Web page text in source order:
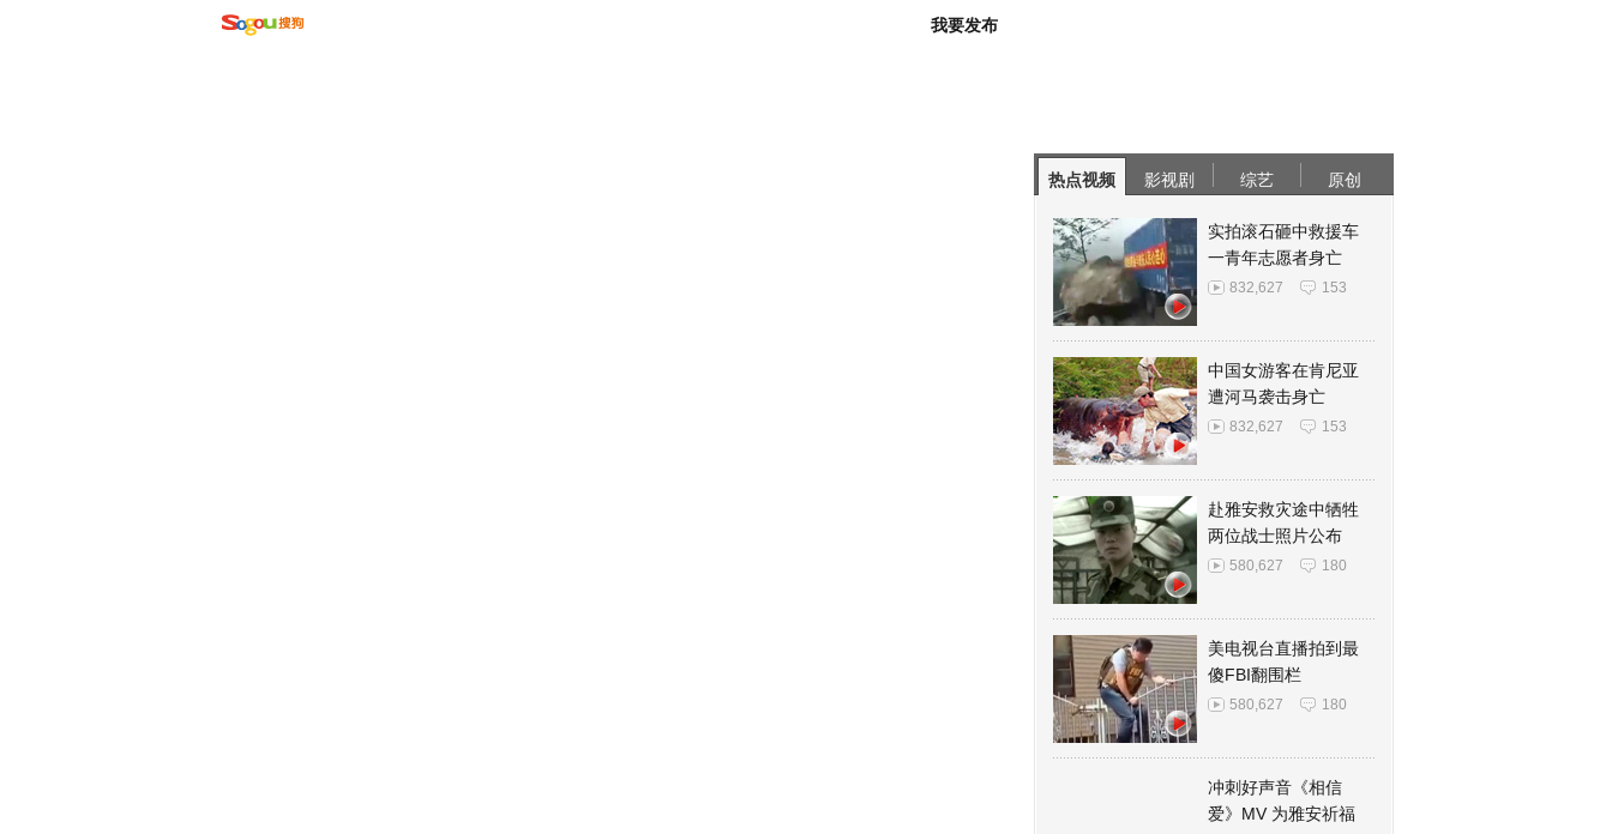
我要发布
热点视频 影视剧 综艺 原创
实拍滚石砸中救援车
一青年志愿者身亡
832,627 153
中国女游客在肯尼亚
遭河马袭击身亡
832,627 153
赴雅安救灾途中牺牲
两位战士照片公布
580,627 180
美电视台直播拍到最
傻FBI翻围栏
580,627 180
冲刺好声音《相信
爱》MV 为雅安祈福